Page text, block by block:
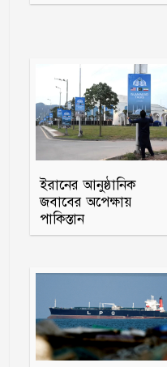
ইরানের আনুষ্ঠানিক
জবাবের অপেক্ষায়
পাকিস্তান